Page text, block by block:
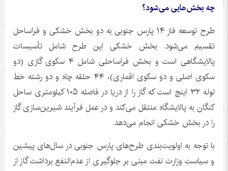
چه بخش‌هایی می‌شود؟
طرح توسعه فاز ۱۴ پارس جنوبی به دو بخش خشکی و فراساحل
تقسیم می‌شود. بخش خشکی این طرح شامل تأسیسات
پالایشگاهی است و بخش فراساحلی شامل ۴ سکوی گازی (دو
سکوی اصلی و دو سکوی اقماری)، ۴۴ حلقه چاه و دو رشته خط
لوله ۳۲ اینچ است که گاز را از دریا در فاصله ۱۰۵ کیلومتری ساحل
کنگان به پالایشگاه منتقل می‌کند و در عمل فرآیند شیرین‌سازی گاز
را در بخش خشکی انجام می‌دهد.
با توجه به اولویت‌بندی طرح‌های پارس جنوبی در سال‌های پیشین
و سیاست وزارت نفت مبنی بر جلوگیری از عدم‌النفع برداشت گاز از